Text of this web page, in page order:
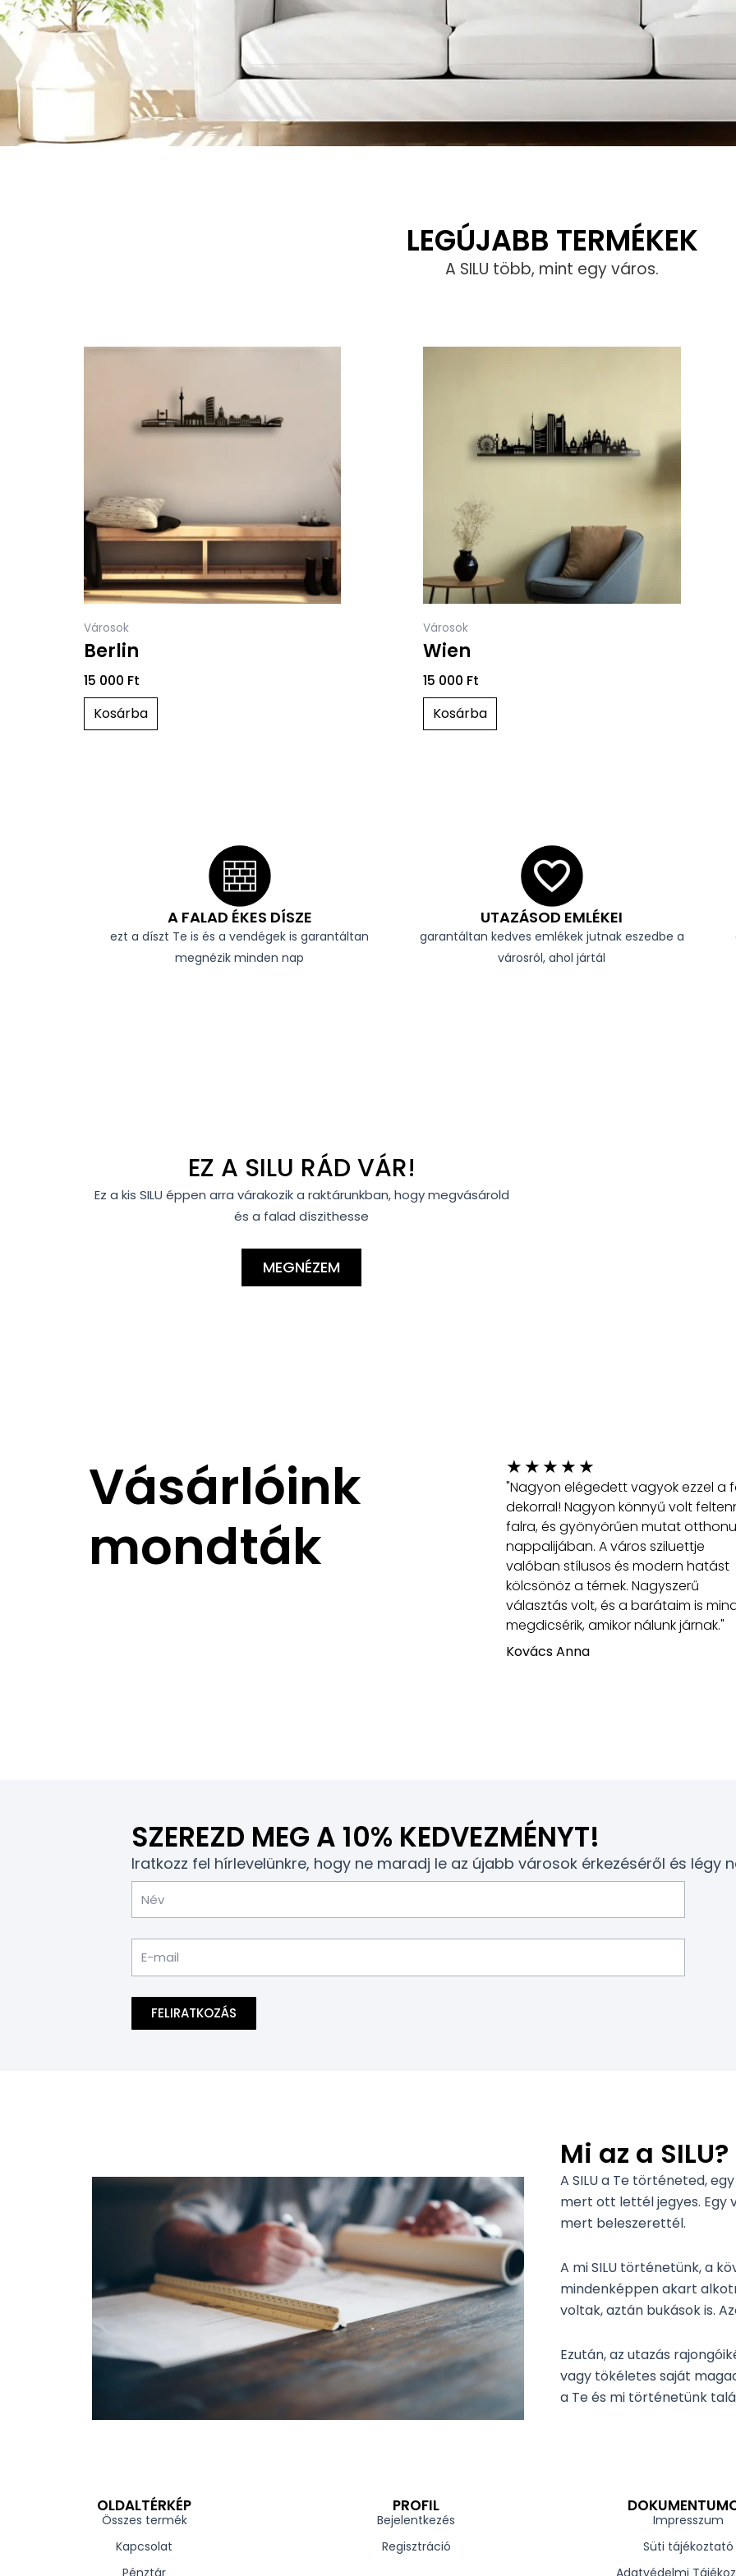
LEGÚJABB TERMÉKEK
A SILU több, mint egy város.
Városok
Berlin
15 000 Ft
Kosárba
Városok
Wien
15 000 Ft
Kosárba
A FALAD ÉKES DÍSZE
ezt a díszt Te is és a vendégek is garantáltan
megnézik minden nap
UTAZÁSOD EMLÉKEI
garantáltan kedves emlékek jutnak eszedbe a
városról, ahol jártál
EZ A SILU RÁD VÁR!
Ez a kis SILU éppen arra várakozik a raktárunkban, hogy megvásárold
és a falad díszithesse
MEGNÉZEM
Vásárlóink
mondták
★ ★ ★ ★ ★
"Nagyon elégedett vagyok ezzel a
dekorral! Nagyon könnyű volt
falra, és gyönyörűen mutat
nappalijában. A város sziluettje
valóban stílusos és modern hatást
kölcsönöz a térnek. Nagyszerű
választás volt, és a barátaim is
megdicsérik, amikor nálunk járnak."
Kovács Anna
SZEREZD MEG A 10% KEDVEZMÉNYT!
Iratkozz fel hírlevelünkre, hogy ne maradj le az újabb városok érkezéséről és légy
Név
FELIRATKOZÁS
Mi az a SILU?
A SILU a Te történeted,
mert ott lettél jegyes. Egy
mert beleszerettél.
A mi SILU történetünk, a
mindenképpen akart
voltak, aztán bukások is.
Ezután, az utazás
vagy tökéletes saját
a Te és mi történetünk
OLDALTÉRKÉP
Összes termék
Kapcsolat
Pénztár
PROFIL
Bejelentkezés
Regisztráció
Impresszum
Süti tájékoztató
Adatvédelmi